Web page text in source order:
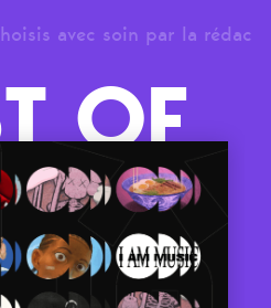
avec soin par la rédac
OF